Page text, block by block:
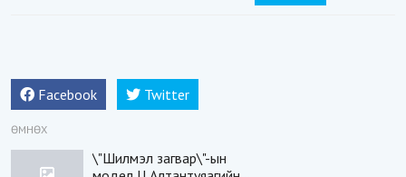
Facebook Twitter
ӨМНӨХ
\"Шилмэл загвар\"-ын